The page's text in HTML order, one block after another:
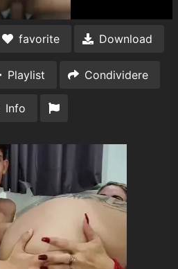
favorite Download
Playlist Condividere
Info